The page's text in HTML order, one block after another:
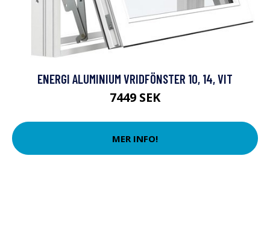
ENERGI ALUMINIUM VRIDFÖNSTER 10, 14, VIT
7449 SEK
MER INFO!